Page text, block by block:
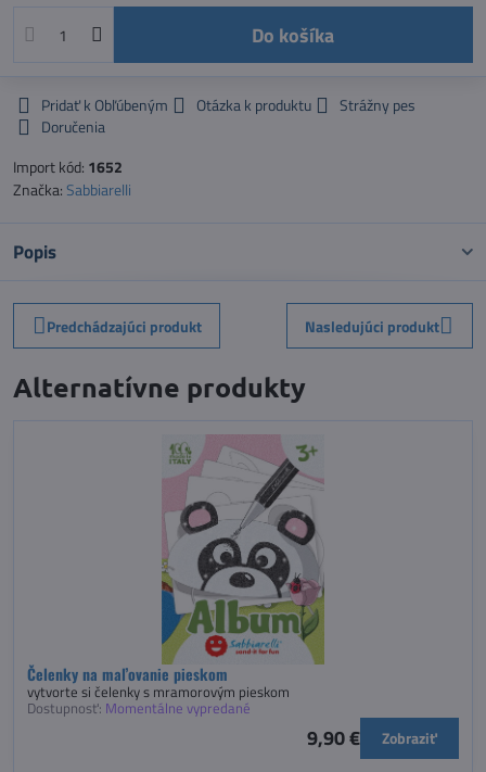
Do košíka
Pridať k Obľúbeným Otázka k produktu
Strážny pes
Doručenia
Import kód: 1652
Značka:Sabbiarelli
Popis
Predchádzajúci produkt Nasledujúci produkt
Alternatívne produkty
Čelenky na maľovanie pieskom
vytvorte si čelenky s mramorovým pieskom
Dostupnosť: Momentálne vypredané
9,90 € Zobraziť